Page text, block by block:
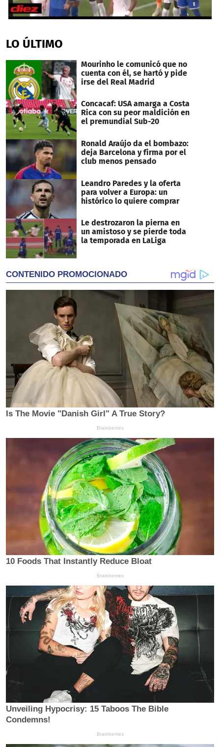
of
33
LO ÚLTIMO
Mourinho le comunicó que no
cuenta con él, se hartó y pide
irse del Real Madrid
Concacaf: USA amarga a Costa
Rica con su peor maldición en
el premundial Sub-20
Ronald Araújo da el bombazo:
deja Barcelona y firma por el
club menos pensado
Leandro Paredes y la oferta
para volver a Europa: un
histórico lo quiere comprar
Le destrozaron la pierna en
un amistoso y se pierde toda
la temporada en LaLiga